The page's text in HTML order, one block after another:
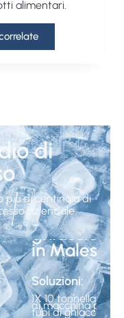
alimentari.
di
più di centinaia di
aziendale.
10
Tonnellate
di tubi di
ghiaccio
in Malesia
Soluzioni:
1X 10 tonnellate
di macchina per
tubi di ghiaccio